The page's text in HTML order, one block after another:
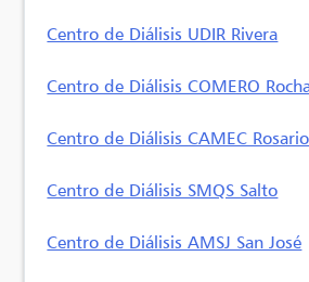
Centro de Diálisis UDIR Rivera
Centro de Diálisis COMERO
Centro de Diálisis CAMEC Rosario
Centro de Diálisis SMQS Salto
Centro de Diálisis AMSJ San José